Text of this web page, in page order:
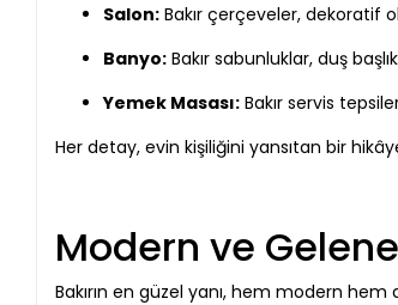
Salon: Bakır çerçeveler, dekoratif
Banyo: Bakır sabunluklar, duş
Yemek Masası: Bakır servis
Her detay, evin kişiliğini yansıtan bir
Modern ve
Bakırın en güzel yanı, hem modern